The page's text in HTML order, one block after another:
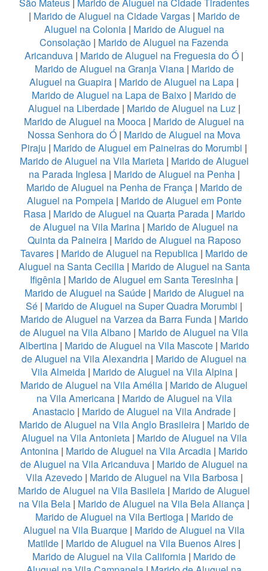
| Marido de Aluguel na Cidade Vargas | Marido de
Aluguel na Colonia| Marido de Aluguel na
Consolação | Marido de Aluguel na Fazenda
Aricanduva | Marido de Aluguel na Freguesia do Ó |
Marido de Aluguel na Granja Viana| Marido de
Aluguel na Guapira | Marido de Aluguel na Lapa |
Marido de Aluguel na Lapa de Baixo | Marido de
Aluguel na Liberdade | Marido de Aluguel na Luz|
Marido de Aluguel na Mooca | Marido de Aluguel na
Nossa Senhora do Ó | Marido de Aluguel na Mova
Piraju | Marido de Aluguel em Paineiras do Morumbi |
Marido de Aluguel na Vila Marieta| Marido de Aluguel
na Parada Inglesa | Marido de Aluguel na Penha|
Marido de Aluguel na Penha de França | Marido de
Aluguel na Pompeia| Marido de Aluguel em Ponte
Rasa| Marido de Aluguel na Quarta Parada| Marido
de Aluguel na Vila Marina | Marido de Aluguel na
Quinta da Paineira| Marido de Aluguel na Raposo
Tavares | Marido de Aluguel na Republica | Marido de
Aluguel na Santa Cecilia| Marido de Aluguel na Santa
Ifigênia | Marido de Aluguel em Santa Teresinha |
Marido de Aluguel na Saúde| Marido de Aluguel na
Sé | Marido de Aluguel na Super Quadra Morumbi |
Marido de Aluguel na Varzea da Barra Funda| Marido
de Aluguel na Vila Albano | Marido de Aluguel na Vila
Albertina| Marido de Aluguel na Vila Mascote| Marido
de Aluguel na Vila Alexandria | Marido de Aluguel na
Vila Almeida | Marido de Aluguel na Vila Alpina |
Marido de Aluguel na Vila Amélia | Marido de Aluguel
na Vila Americana| Marido de Aluguel na Vila
Anastacio | Marido de Aluguel na Vila Andrade |
Marido de Aluguel na Vila Anglo Brasileira| Marido de
Aluguel na Vila Antonieta| Marido de Aluguel na Vila
Antonina | Marido de Aluguel na Vila Arcadia | Marido
de Aluguel na Vila Aricanduva | Marido de Aluguel na
Vila Azevedo| Marido de Aluguel na Vila Barbosa|
Marido de Aluguel na Vila Basileia | Marido de Aluguel
na Vila Bela | Marido de Aluguel na Vila Bela Aliança |
Marido de Aluguel na Vila Bertioga| Marido de
Aluguel na Vila Buarque | Marido de Aluguel na Vila
Matilde | Marido de Aluguel na Vila Buenos Aires |
Marido de Aluguel na Vila California | Marido de